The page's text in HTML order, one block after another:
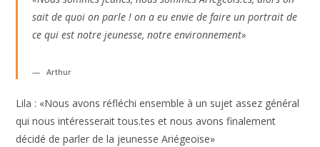
sait de quoi on parle ! on a eu envie de faire un portrait de
ce qui est notre jeunesse, notre environnement»
Arthur
Lila : «Nous avons réfléchi ensemble à un sujet assez général
qui nous intéresserait tous.tes et nous avons finalement
décidé de parler de la jeunesse Ariégeoise»